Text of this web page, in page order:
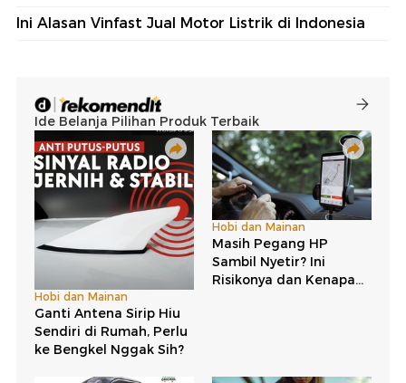
Ini Alasan Vinfast Jual Motor Listrik di Indonesia